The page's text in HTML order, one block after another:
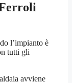
l’impianto è
tutti gli
avviene